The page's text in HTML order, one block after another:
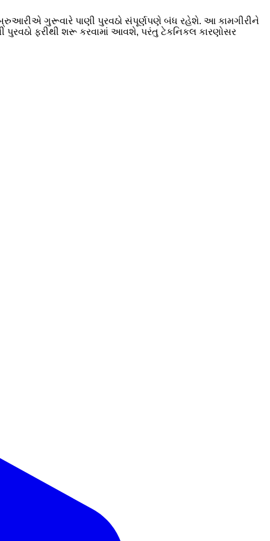
ગુરૂવારે પાણી પુરવઠો સંપૂર્ણપણે બંધ રહેશે. આ કામગીરીને
ફરીથી શરૂ કરવામાં આવશે, પરંતુ ટેકનિકલ કારણોસર